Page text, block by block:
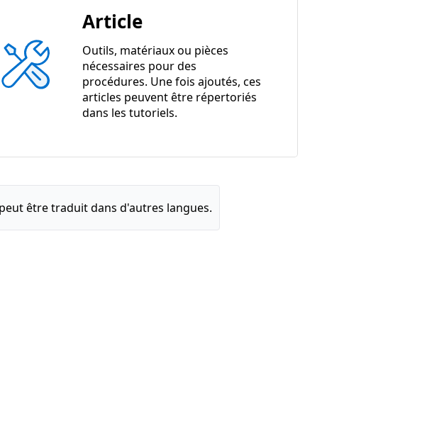
Article
Outils, matériaux ou pièces
nécessaires pour des
procédures. Une fois ajoutés, ces
articles peuvent être répertoriés
dans les tutoriels.
être traduit dans d'autres langues.